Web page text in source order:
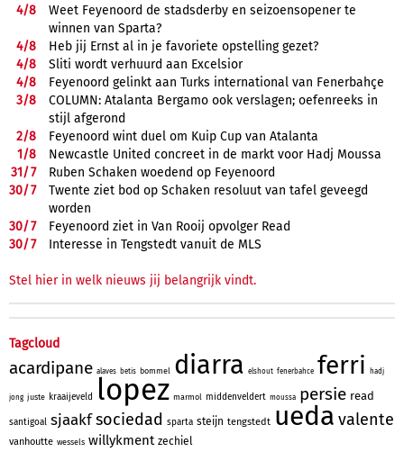
4/8
Weet Feyenoord de stadsderby en seizoensopener te
winnen van Sparta?
4/8
Heb jij Ernst al in je favoriete opstelling gezet?
4/8
Sliti wordt verhuurd aan Excelsior
4/8
Feyenoord gelinkt aan Turks international van Fenerbahçe
3/8
COLUMN: Atalanta Bergamo ook verslagen; oefenreeks in
stijl afgerond
2/8
Feyenoord wint duel om Kuip Cup van Atalanta
1/8
Newcastle United concreet in de markt voor Hadj Moussa
31/7
Ruben Schaken woedend op Feyenoord
30/7
Twente ziet bod op Schaken resoluut van tafel geveegd
worden
30/7
Feyenoord ziet in Van Rooij opvolger Read
30/7 Interesse in Tengstedt vanuit de MLS
Stel hier in welk nieuws jij belangrijk vindt.
Tagcloud
acardipane alaves betis bommel diarra elshout fenerbahce ferri hadj
jong juste kraaijeveld lopez marmol middenveldert moussa persie read
santigoal sjaakfsociedad sparta steijn tengstedt ueda valente
vanhoutte wessels willykment zechiel